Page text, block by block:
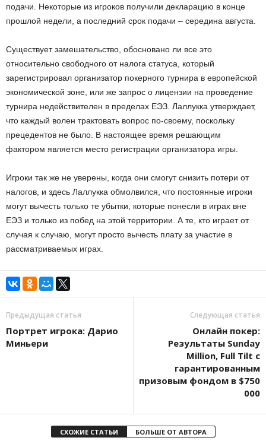
подачи. Некоторые из игроков получили декларацию в конце
прошлой недели, а последний срок подачи – середина августа.
Существует замешательство, обосновано ли все это
относительно свободного от налога статуса, который
зарегистрировал организатор покерного турнира в европейской
экономической зоне, или же запрос о лицензии на проведение
турнира недействителен в пределах ЕЭЗ. Лаллукка утверждает,
что каждый волен трактовать вопрос по-своему, поскольку
прецедентов не было. В настоящее время решающим
фактором является место регистрации организатора игры.
Игроки так же не уверены, когда они смогут снизить потери от
налогов, и здесь Лаллукка обмолвился, что постоянные игроки
могут вычесть только те убытки, которые понесли в играх вне
ЕЭЗ и только из побед на этой территории. А те, кто играет от
случая к случаю, могут просто вычесть плату за участие в
рассматриваемых играх.
Предыдущая статья
Портрет игрока: Дарио
Миньери
Следующая статья
Онлайн покер:
Результаты Sunday
Million, Full Tilt с
гарантированным
призовым фондом в $750
000
СХОЖИЕ СТАТЬИ БОЛЬШЕ ОТ АВТОРА